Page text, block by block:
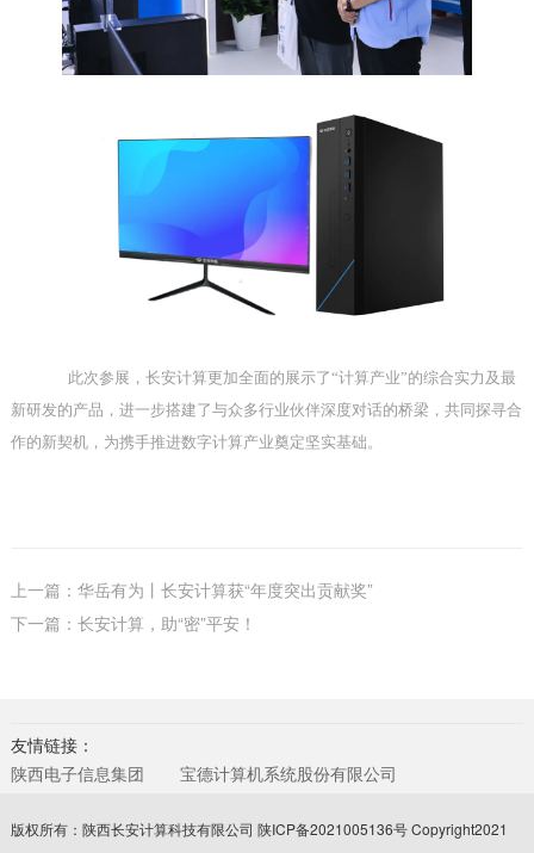
此次参展，长安计算更加全面的展示了“计算产业”的综合实力及最
新研发的产品，进一步搭建了与众多行业伙伴深度对话的桥梁，共同探寻合
作的新契机，为携手推进数字计算产业奠定坚实基础。
上一篇：华岳有为丨长安计算获“年度突出贡献奖”
下一篇：长安计算，助“密”平安！
友情链接：
陕西电子信息集团
宝德计算机系统股份有限公司
版权所有：陕西长安计算科技有限公司 陕ICP备2021005136号Copyright2021